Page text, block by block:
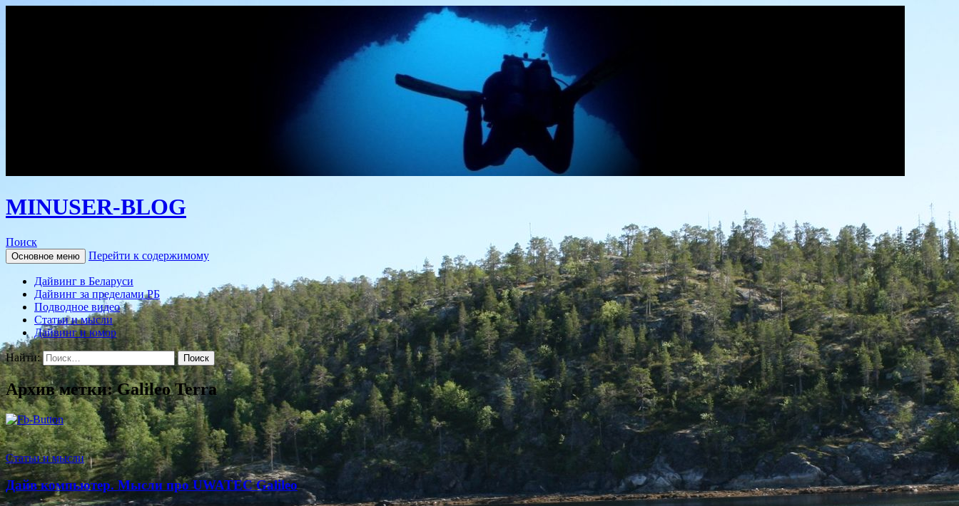
MINUSER-BLOG
Поиск
Основное меню Перейти к содержимому
Дайвинг в Беларуси
Дайвинг за пределами РБ
Подводное видео
Статьи и мысли
Дайвинг и юмор
Найти:
Архив метки: Galileo Terra
Статьи и мысли
Дайв компьютер. Мысли про UWATEC Galileo